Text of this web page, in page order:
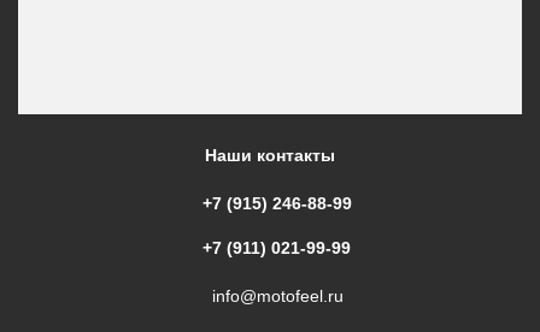
Наши контакты
+7 (915) 246-88-99
+7 (911) 021-99-99
info@motofeel.ru